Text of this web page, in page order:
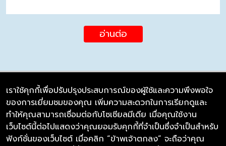
อ่านต่อ
บริษัท ซิมลิงค์ จำกัด
98/226 Bangrakyai-Baanmai Road,
Bangyai, Nonthaburi 11140
เราใช้คุกกี้เพื่อปรับปรุงประสบการณ์ของผู้ใช้และความพึงพอใจ
ของการเยี่ยมชมของคุณ เพิ่มความสะดวกในการเรียกดูและ
ทำให้คุณสามารถเชื่อมต่อกับโซเชียลมีเดีย เมื่อคุณใช้งาน
เว็บไซต์นี้ต่อไปแสดงว่าคุณยอมรับคุกกี้ที่จำเป็นซึ่งจำเป็นสำหรับ
ฟังก์ชั่นของเว็บไซต์ เมื่อคลิก “ข้าพเจ้าตกลง” จะถือว่าคุณ